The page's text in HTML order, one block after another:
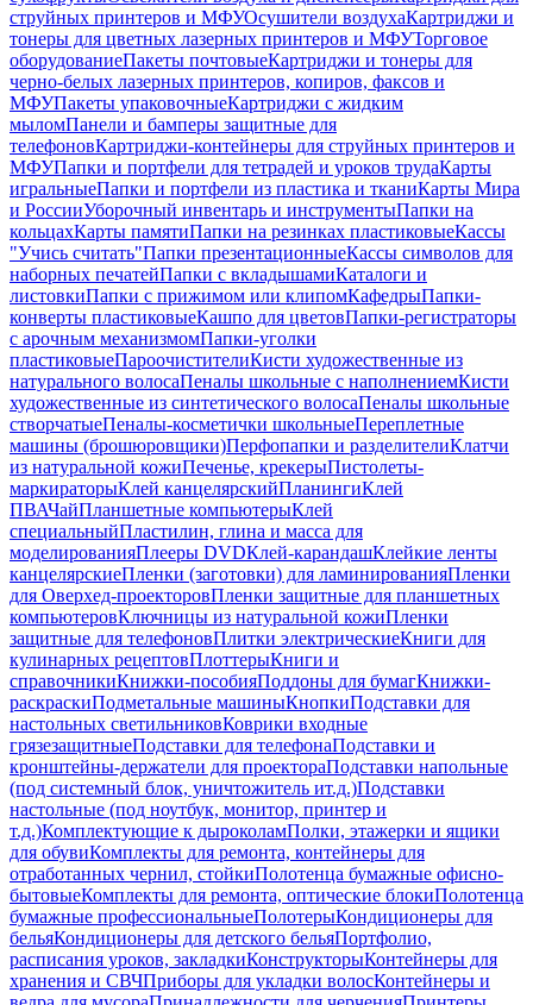
струйных принтеров и МФУОсушители воздухаКартриджи и
тонеры для цветных лазерных принтеров и МФУТорговое
оборудованиеПакеты почтовыеКартриджи и тонеры для
черно-белых лазерных принтеров, копиров, факсов и
МФУПакеты упаковочныеКартриджи с жидким
мыломПанели и бамперы защитные для
телефоновКартриджи-контейнеры для струйных принтеров и
МФУПапки и портфели для тетрадей и уроков трудаКарты
игральныеПапки и портфели из пластика и тканиКарты Мира
и РоссииУборочный инвентарь и инструментыПапки на
кольцахКарты памятиПапки на резинках пластиковыеКассы
"Учись считать"Папки презентационныеКассы символов для
наборных печатейПапки с вкладышамиКаталоги и
листовкиПапки с прижимом или клипомКафедрыПапки-
конверты пластиковыеКашпо для цветовПапки-регистраторы
с арочным механизмомПапки-уголки
пластиковыеПароочистителиКисти художественные из
натурального волосаПеналы школьные с наполнениемКисти
художественные из синтетического волосаПеналы школьные
створчатыеПеналы-косметички школьныеПереплетные
машины (брошюровщики)Перфопапки и разделителиКлатчи
из натуральной кожиПеченье, крекерыПистолеты-
маркираторыКлей канцелярскийПланингиКлей
ПВАЧайПланшетные компьютерыКлей
специальныйПластилин, глина и масса для
моделированияПлееры DVDКлей-карандашКлейкие ленты
канцелярскиеПленки (заготовки) для ламинированияПленки
для Оверхед-проекторовПленки защитные для планшетных
компьютеровКлючницы из натуральной кожиПленки
защитные для телефоновПлитки электрическиеКниги для
кулинарных рецептовПлоттерыКниги и
справочникиКнижки-пособияПоддоны для бумагКнижки-
раскраскиПодметальные машиныКнопкиПодставки для
настольных светильниковКоврики входные
грязезащитныеПодставки для телефонаПодставки и
кронштейны-держатели для проектораПодставки напольные
(под системный блок, уничтожитель ит.д.)Подставки
настольные (под ноутбук, монитор, принтер и
т.д.)Комплектующие к дыроколамПолки, этажерки и ящики
для обувиКомплекты для ремонта, контейнеры для
отработанных чернил, стойкиПолотенца бумажные офисно-
бытовыеКомплекты для ремонта, оптические блокиПолотенца
бумажные профессиональныеПолотерыКондиционеры для
бельяКондиционеры для детского бельяПортфолио,
расписания уроков, закладкиКонструкторыКонтейнеры для
хранения и СВЧПриборы для укладки волосКонтейнеры и